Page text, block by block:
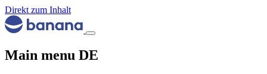
Direkt zum Inhalt
Main menu DE